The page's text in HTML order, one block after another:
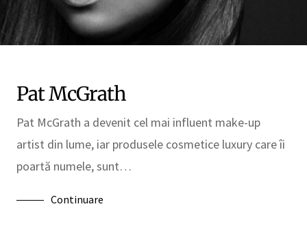
Pat McGrath
Pat McGrath a devenit cel mai influent make-up
artist din lume, iar produsele cosmetice luxury care îi
poartă numele, sunt…
Continuare